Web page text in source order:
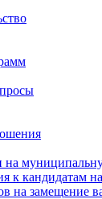
на
к кандидатам
на замещение